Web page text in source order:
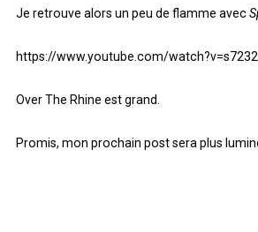
Je retrouve alors un peu de flamme avec
https://www.youtube.com/
Over The Rhine est grand.
Promis, mon prochain post sera plus